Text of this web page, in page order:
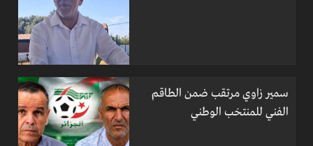
سمير زاوي مرتقب ضمن الطاقم
الفني للمنتخب الوطني